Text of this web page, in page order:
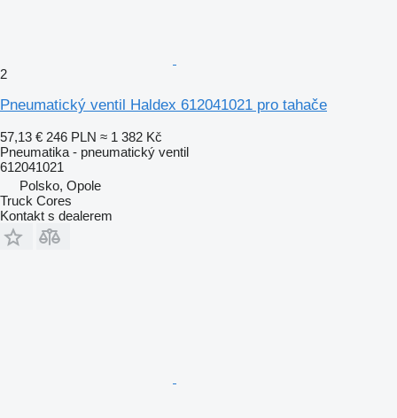
2
Pneumatický ventil Haldex 612041021 pro tahače
57,13 € 246 PLN ≈ 1 382 Kč
Pneumatika - pneumatický ventil
612041021
Polsko, Opole
Truck Cores
Kontakt s dealerem